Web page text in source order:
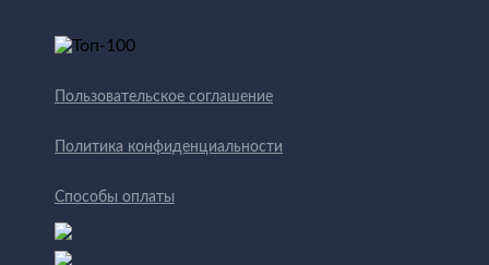
Пользовательское соглашение
Политика конфиденциальности
Способы оплаты